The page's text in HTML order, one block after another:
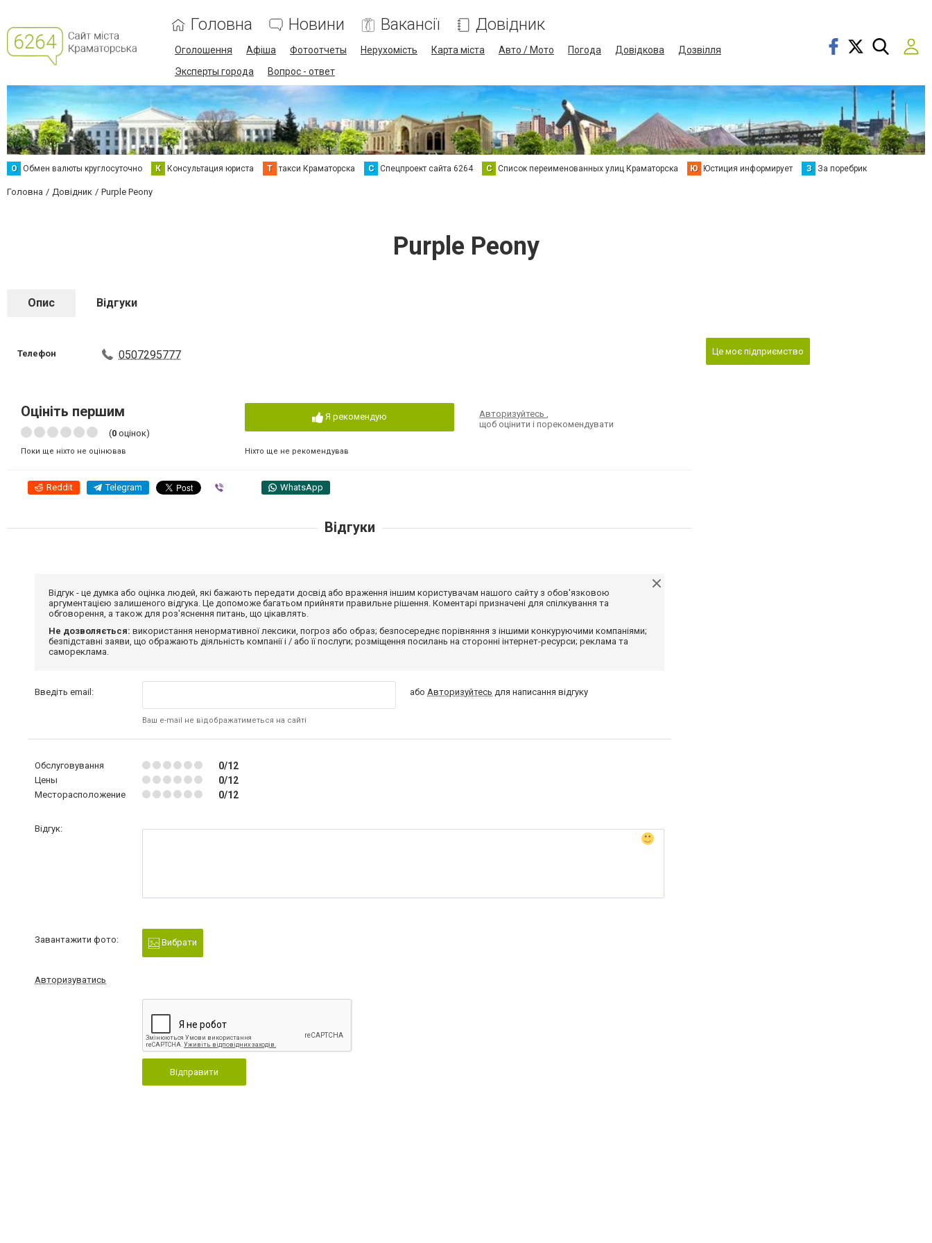
Головна Новини Вакансії Довідник
Оголошення Афіша Фотоотчеты Нерухомість Карта міста Авто / Мото Погода Довідкова
Дозвілля
Эксперты города
Вопрос - ответ
О Обмен валюты круглосуточно К Консультация юриста Т такси Краматорска С Спецпроект сайта 6264 С Список переименованных улиц Краматорска Ю Юстиция информирует З За поребрик
Головна Довідник Purple Peony
Purple Peony
Опис Відгуки
Телефон 0507295777
Оцініть першим
(0 оцінок)
Поки ще ніхто не оцінював
Я рекомендую
Ніхто ще не рекомендував
Авторизуйтесь,
щоб оцінити і порекомендувати
Reddit Telegram WhatsApp
Це моє підприємство
Відгуки
Відгук - це думка або оцінка людей, які бажають передати досвід або враження іншим користувачам нашого сайту з обов'язковою
аргументацією залишеного відгука. Це допоможе багатьом прийняти правильне рішення. Коментарі призначені для спілкування та
обговорення, а також для роз'яснення питань, що цікавлять.
Не дозволяється: використання ненормативної лексики, погроз або образ; безпосереднє порівняння з іншими конкуруючими компаніями;
безпідставні заяви, що ображають діяльність компанії і / або її послуги; розміщення посилань на сторонні інтернет-ресурси; реклама та
самореклама.
Введіть email:
Ваш e-mail не відображатиметься на сайті
абоАвторизуйтесь для написання відгуку
Обслуговування 0/12
Цены 0/12
Месторасположение 0/12
Відгук:
Завантажити фото: Вибрати
Авторизуватись
Відправити